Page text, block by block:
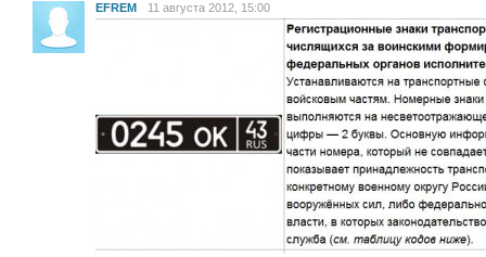
EFREM 11 августа 2012, 15:00